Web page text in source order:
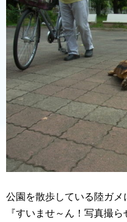
公園を散歩している陸ガメ
『すいませ～ん！写真撮ら